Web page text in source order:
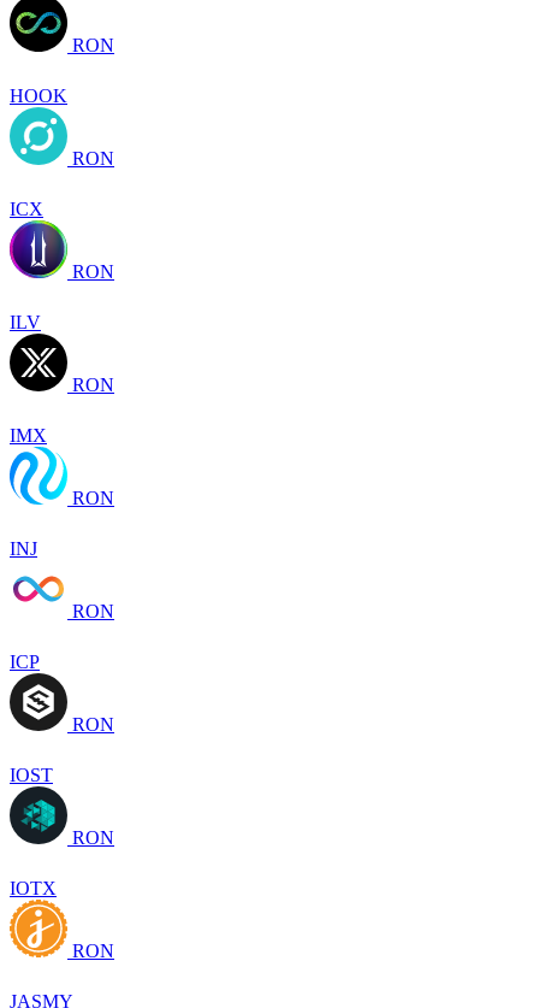
RON
HOOK
RON
ICX
RON
ILV
RON
IMX
RON
INJ
RON
ICP
RON
IOST
RON
IOTX
RON
JASMY